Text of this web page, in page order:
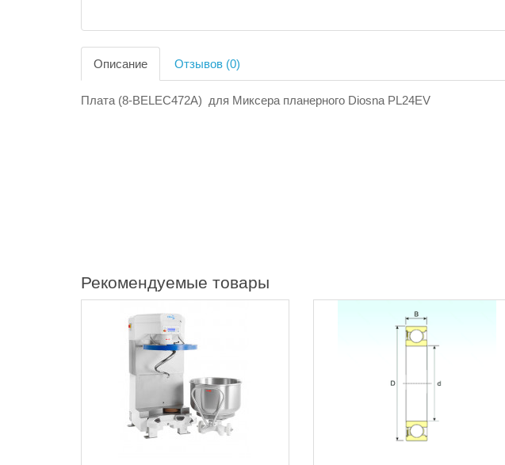
Описание Отзывов (0)
Плата (8-BELEC472A) для Миксера планерного Diosna PL24EV
Рекомендуемые товары